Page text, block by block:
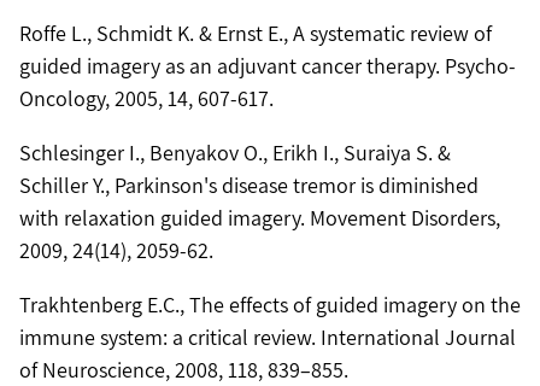
Roffe L., Schmidt K. & Ernst E., A systematic review of
guided imagery as an adjuvant cancer therapy. Psycho-
Oncology, 2005, 14, 607-617.
Schlesinger I., Benyakov O., Erikh I., Suraiya S. &
Schiller Y., Parkinson's disease tremor is diminished
with relaxation guided imagery. Movement Disorders,
2009, 24(14), 2059-62.
Trakhtenberg E.C., The effects of guided imagery on the
immune system: a critical review. International Journal
of Neuroscience, 2008, 118, 839–855.